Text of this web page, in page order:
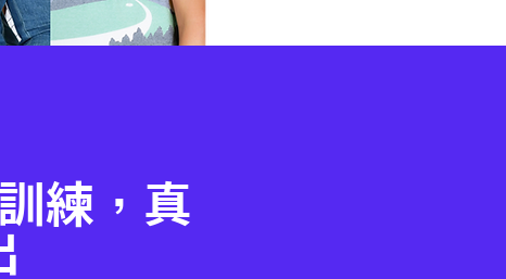
練，真